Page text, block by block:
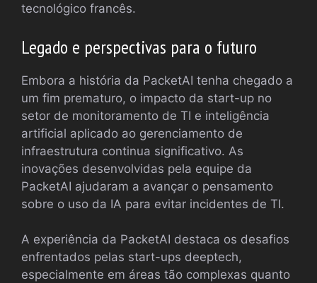
tecnológico francês.
Legado e perspectivas para o futuro
Embora a história da PacketAI tenha chegado a
um fim prematuro, o impacto da start-up no
setor de monitoramento de TI e inteligência
artificial aplicado ao gerenciamento de
infraestrutura continua significativo. As
inovações desenvolvidas pela equipe da
PacketAI ajudaram a avançar o pensamento
sobre o uso da IA para evitar incidentes de TI.
A experiência da PacketAI destaca os desafios
enfrentados pelas start-ups deeptech,
especialmente em áreas tão complexas quanto